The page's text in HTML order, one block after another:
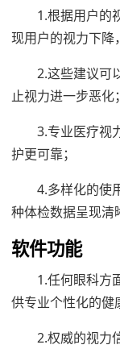
1.根据用户的
现用户的视力下降
2.这些建议可
止视力进一步恶化；
3.专业医疗视
护更可靠；
4.多样化的使
种体检数据呈现清
软件功能
1.任何眼科方
供专业个性化的健
2.权威的视力